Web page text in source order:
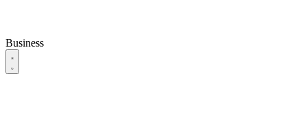
Business